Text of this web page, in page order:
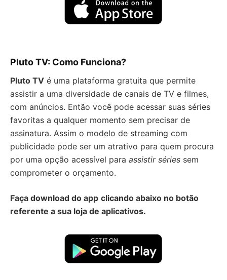
Pluto TV: Como Funciona?
Pluto TV é uma plataforma gratuita que permite
assistir a uma diversidade de canais de TV e filmes,
com anúncios. Então você pode acessar suas séries
favoritas a qualquer momento sem precisar de
assinatura. Assim o modelo de streaming com
publicidade pode ser um atrativo para quem procura
por uma opção acessível para assistir séries sem
comprometer o orçamento.
Faça download do app clicando abaixo no botão
referente a sua loja de aplicativos.